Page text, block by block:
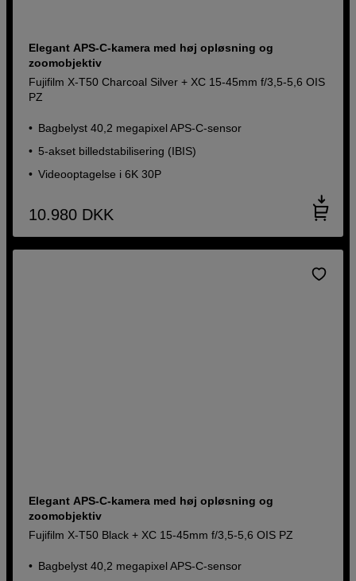
Elegant APS-C-kamera med høj opløsning og
zoomobjektiv
Fujifilm X-T50 Charcoal Silver + XC 15-45mm f/3,5-5,6 OIS
PZ
Bagbelyst 40,2 megapixel APS-C-sensor
5-akset billedstabilisering (IBIS)
Videooptagelse i 6K 30P
10.980 DKK
Elegant APS-C-kamera med høj opløsning og
zoomobjektiv
Fujifilm X-T50 Black + XC 15-45mm f/3,5-5,6 OIS PZ
Bagbelyst 40,2 megapixel APS-C-sensor